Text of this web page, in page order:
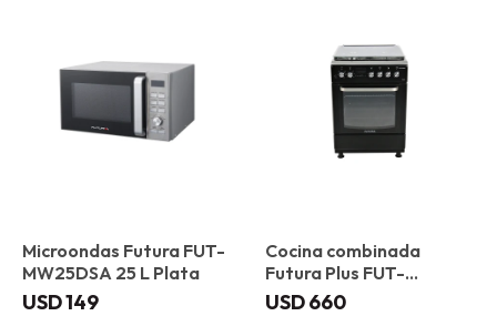
Microondas Futura FUT-
MW25DSA 25 L Plata
USD149
Cocina combinada
Futura Plus FUT-
60CM4B Toledo
USD660